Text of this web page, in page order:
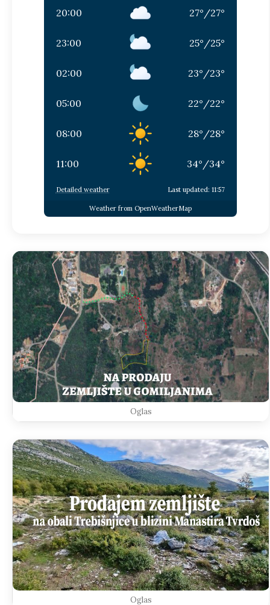
20:00 27° /27°
23:00 25° /25°
02:00 23° /23°
05:00 22° /22°
08:00 28° /28°
11:00 34° /34°
Detailed weather Last updated: 11:57
Weather from OpenWeatherMap
Oglas
Oglas